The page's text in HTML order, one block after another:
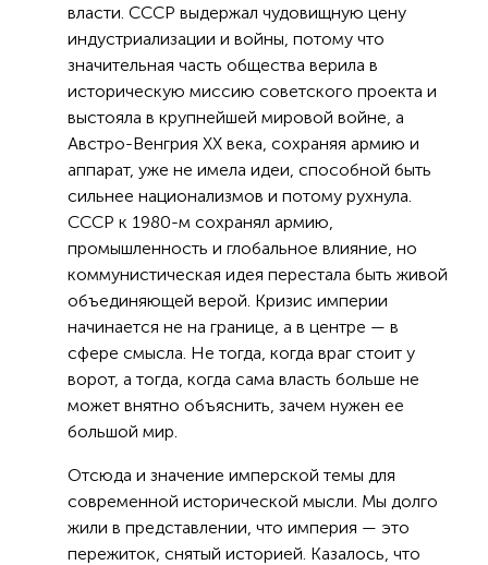
власти. СССР выдержал чудовищную цену
индустриализации и войны, потому что
значительная часть общества верила в
историческую миссию советского проекта и
выстояла в крупнейшей мировой войне, а
Австро-Венгрия ХХ века, сохраняя армию и
аппарат, уже не имела идеи, способной быть
сильнее национализмов и потому рухнула.
СССР к 1980-м сохранял армию,
промышленность и глобальное влияние, но
коммунистическая идея перестала быть живой
объединяющей верой. Кризис империи
начинается не на границе, а в центре — в
сфере смысла. Не тогда, когда враг стоит у
ворот, а тогда, когда сама власть больше не
может внятно объяснить, зачем нужен ее
большой мир.
Отсюда и значение имперской темы для
современной исторической мысли. Мы долго
жили в представлении, что империя — это
пережиток, снятый историей. Казалось, что